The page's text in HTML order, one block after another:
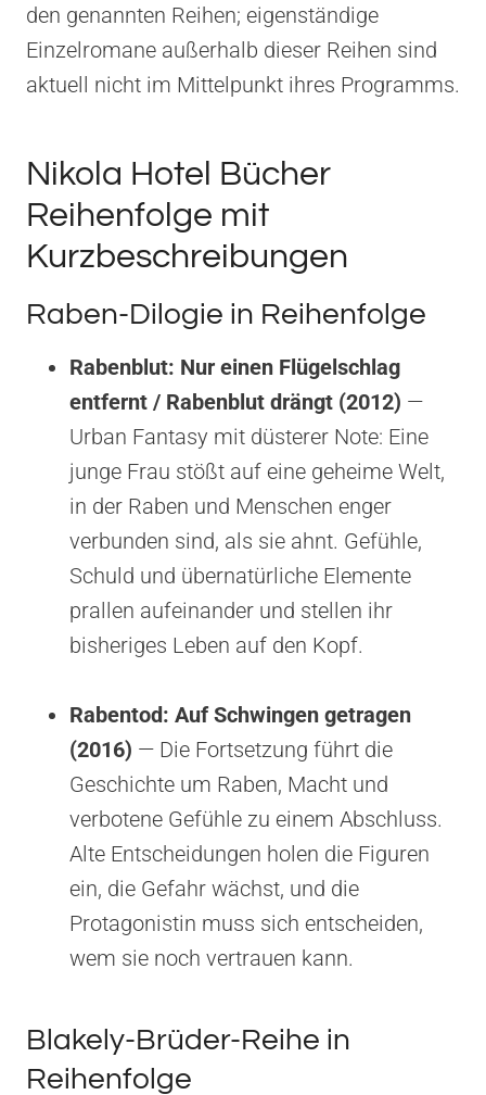
den genannten Reihen; eigenständige
Einzelromane außerhalb dieser Reihen sind
aktuell nicht im Mittelpunkt ihres Programms.
Nikola Hotel Bücher
Reihenfolge mit
Kurzbeschreibungen
Raben-Dilogie in Reihenfolge
Rabenblut: Nur einen Flügelschlag
entfernt / Rabenblut drängt (2012) —
Urban Fantasy mit düsterer Note: Eine
junge Frau stößt auf eine geheime Welt,
in der Raben und Menschen enger
verbunden sind, als sie ahnt. Gefühle,
Schuld und übernatürliche Elemente
prallen aufeinander und stellen ihr
bisheriges Leben auf den Kopf.
Rabentod: Auf Schwingen getragen
(2016) — Die Fortsetzung führt die
Geschichte um Raben, Macht und
verbotene Gefühle zu einem Abschluss.
Alte Entscheidungen holen die Figuren
ein, die Gefahr wächst, und die
Protagonistin muss sich entscheiden,
wem sie noch vertrauen kann.
Blakely-Brüder-Reihe in
Reihenfolge